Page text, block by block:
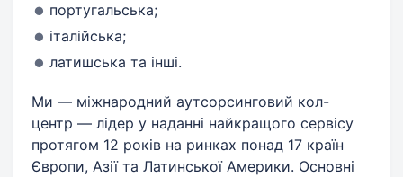
португальська;
італійська;
латишська та інші.
Ми — міжнародний аутсорсинговий кол-
центр — лідер у наданні найкращого сервісу
протягом 12 років на ринках понад 17 країн
Європи, Азії та Латинської Америки. Основні